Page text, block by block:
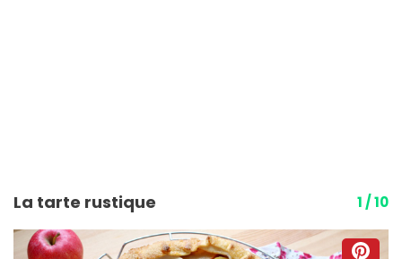
La tarte rustique 1 / 10